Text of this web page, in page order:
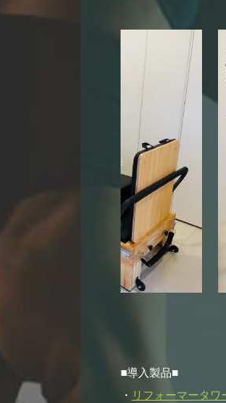
■導入製品■
・ リフォーマータ